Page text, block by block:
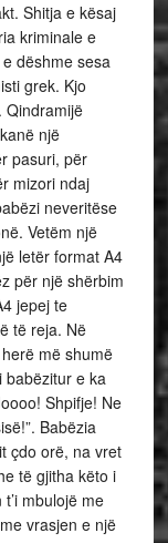
Shitja e kësaj
kriminale e
dëshme sesa
grek. Kjo
Qindramijë
një
pasuri, për
mizori ndaj
neveritëse
Vetëm një
letër format A4
për një shërbim
jepej te
të reja. Në
më shumë
babëzitur e ka
Shpifje! Ne
Babëzia
çdo orë, na vret
të gjitha këto i
mbulojë me
vrasjen e një